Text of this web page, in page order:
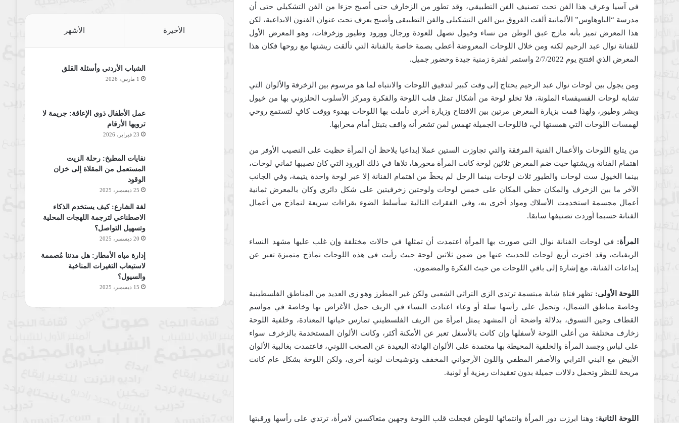
في آسيا وعرف هذا الفن تحت تصنيف الفن التطبيقي، وقد تطور من الزخارف حتى أصبح جزءا من الفن التشكيلي حتى أن
مدرسة “الباوهاوس” الألمانية ألغت الفروق بين الفن التشكيلي والفن التطبيقي وأصبح يعرف تحت عنوان الفنون الابداعية، لكن
هذا المعرض تميز بأنه مازج عبق الوطن من نساء وخيول تصهل للعودة ورجال وورود وطيور وزخرفات، وهو المعرض الأول
للفنانة نوال عبد الرحيم لكنه ومن خلال اللوحات المعروضة أعطى بصمة خاصة بالفنانة التي تألقت ريشتها مع روحها فكان هذا
المعرض الذي افتتح يوم 2/7/2022 واستمر لفترة زمنية جيدة وحضور جميل.
ومن يجول بين لوحات نوال عبد الرحيم يحتاج إلى وقت كبير لتدقيق اللوحات والانتباه لما هو مرسوم بين الزخرفة والألوان التي
تشابه لوحات الفسيفساء الملونة، فلا تخلو لوحة من أشكال تمثل قلب اللوحة والفكرة ومركز الأسلوب الحلزوني بها من خيول
وبشر وطيور، ولهذا قمت بزيارة المعرض مرتين بين الافتتاح وزيارة أخرى تأملت بها اللوحات بهدوء ووقت كافٍ لتستمع روحي
لهمسات اللوحات التي همستها لي، فاللوحات الجميلة تهمس لمن تشعر أنه واقف بتبتل أمام محرابها.
من يتابع اللوحات والأعمال الفنية المرفقة والتي تجاوزت الستين عملا إبداعيا يلاحظ أن المرأة حظيت على النصيب الأوفر من
اهتمام الفنانة وريشتها حيث ضم المعرض ثلاثين لوحة كانت المرأة محورها، تلاها في ذلك الورود التي كان نصيبها ثماني لوحات،
بينما الخيول ست لوحات والطيور ثلاث لوحات بينما الرجل لم يحظَ من اهتمام الفنانة إلا عبر لوحة واحدة يتيمة، وفي الجانب
الآخر ما بين الزخرف والمكان حظي المكان على خمس لوحات ولوحتين زخرفيتين على شكل دائري وكان بالمعرض ثمانية
أعمال مجسمة استخدمت الأسلاك ومواد أخرى به، وفي الفقرات التالية سأسلط الضوء بقراءات سريعة لنماذج من أعمال
الفنانة حسبما أوردت تصنيفها سابقا.
المرأة: في لوحات الفنانة نوال التي صورت بها المرأة اعتمدت أن تمثلها في حالات مختلفة وإن غلب عليها مشهد النساء
الريفيات، وقد اخترت أربع لوحات للحديث عنها من ضمن ثلاثين لوحة حيث رأيت في هذه اللوحات نماذج متميزة تعبر عن
إبداعات الفنانة، مع إشارة إلى باقي اللوحات من حيث الفكرة والمضمون.
اللوحة الأولى: تظهر فتاة شابة مبتسمة ترتدي الزي التراثي الشعبي ولكن غير المطرز وهو زي العديد من المناطق الفلسطينية
وخاصة مناطق الشمال، وتحمل على رأسها سلة أو وعاء اعتادت النساء في الريف حمل الأغراض بها وخاصة في مواسم
القطاف وحين التسوق، بدلالة واضحة أن المشهد يمثل امرأة من الريف الفلسطيني تمارس حياتها المعتادة، وخلفية اللوحة
زخارف مختلفة من أعلى اللوحة لأسفلها وإن كانت بالأسفل تعبر عن الأمكنة أكثر، وكانت الألوان المستخدمة بالزخرف سواء
على لباس وجسد المرأة والخلفية المحيطة بها معتمدة على الألوان الهادئة البعيدة عن الصخب اللوني، فاعتمدت بغالبية الألوان
الأبيض مع البني الترابي والأصفر المطفي واللون الأرجواني المخفف وتوشيحات لونية أخرى، ولكن اللوحة بشكل عام كانت
مريحة للنظر وتحمل دلالات جميلة بدون تعقيدات رمزية أو لونية.
اللوحة الثانية: وهنا ابرزت دور المرأة وانتمائها للوطن فجعلت قلب اللوحة وجهين متعاكسين لامرأة، ترتدي على رأسها ورقبتها
الأخيرة الأشهر
الشباب الأردني وأسئلة القلق
1 مارس، 2026
عمل الأطفال ذوي الإعاقة: جريمة لا
ترويها الأرقام
23 فبراير، 2026
نفايات المطبخ: رحلة الزيت
المستعمل من المقلاة إلى خزان
الوقود
25 ديسمبر، 2025
لغة الشارع: كيف يستخدم الذكاء
الاصطناعي لترجمة اللهجات المحلية
وتسهيل التواصل؟
20 ديسمبر، 2025
إدارة مياه الأمطار: هل مدننا مُصممة
لاستيعاب التغيرات المناخية
والسيول؟
15 ديسمبر، 2025